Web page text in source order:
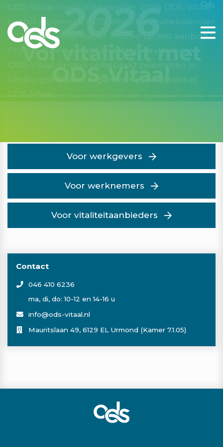
ODS-Vitaal
poster algemeen
ODS-Vitaal Inspiratiekalender
2026ODS-Vitaal folder
Promo tip het aanbod
Promo abonnement overstapservice naar
Promo onbeperkt zwemmen in
Algemeen promopakket
Voor werkgevers
Voor werknemers
Voor vitaliteitaanbieders
Contact
046 410 6236
ma, di, do: 10-12 en 14-16 u
info@ods-vitaal.nl
Mauritslaan 49, 6129 EL Urmond (Kamer 7.1.05)